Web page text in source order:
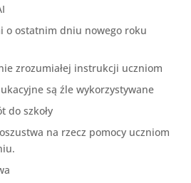
o ostatnim dniu nowego roku
zrozumiałej instrukcji uczniom
są źle wykorzystywane
do szkoły
na rzecz pomocy uczniom